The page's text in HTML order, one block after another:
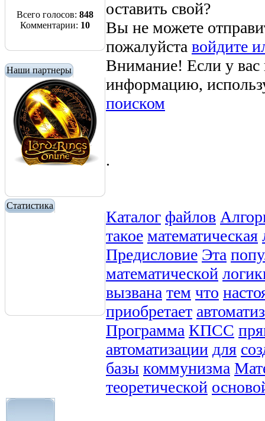
Всего голосов: 848
Комментарии: 10
Наши партнеры
Статистика
оставить свой?
Вы не можете
пожалуйста войдите
Внимание! Если у
информацию,
поиском
.
Каталог файлов
такое математическая
Предисловие Эта
математической
вызвана тем что
приобретает
Программа КПСС
автоматизации для
базы коммунизма
теоретической